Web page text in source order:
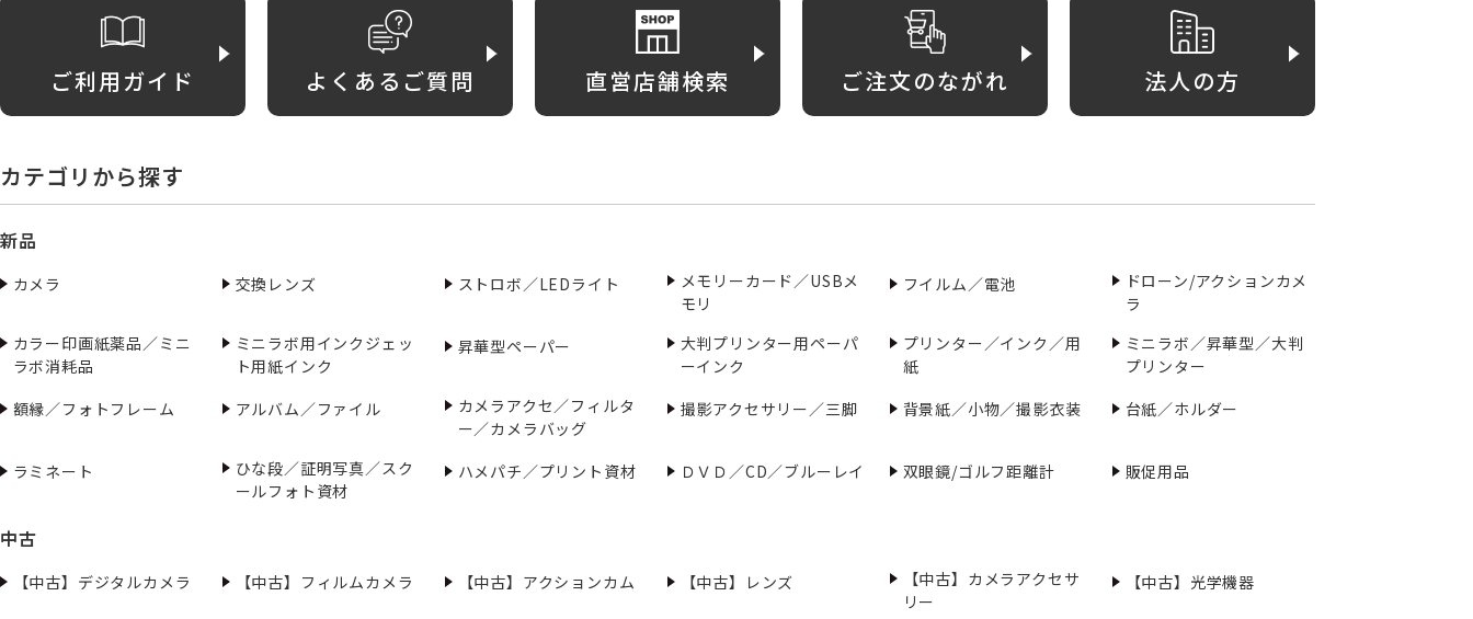
ご利用ガイド よくあるご質問 直営店舗検索 ご注文のながれ 法人の方
カテゴリから探す
新品
カメラ 交換レンズ ストロボ／LEDライト
メモリーカード／USBメ
モリ
フイルム／電池
ドローン/アクションカメ
ラ
カラー印画紙薬品／ミニ
ラボ消耗品
ミニラボ用インクジェッ
ト用紙インク
昇華型ペーパー
大判プリンター用ペーパ
ーインク
プリンター／インク／用
紙
ミニラボ／昇華型／大判
プリンター
額縁／フォトフレーム
アルバム／ファイル
カメラアクセ／フィルタ
ー／カメラバッグ
撮影アクセサリー／三脚 背景紙／小物／撮影衣装 台紙／ホルダー
ラミネート
ひな段／証明写真／スク
ールフォト資材
ハメパチ／プリント資材 ＤＶＤ／CD／ブルーレイ 双眼鏡/ゴルフ距離計 販促用品
中古
【中古】デジタルカメラ 【中古】フィルムカメラ 【中古】アクションカム 【中古】レンズ
【中古】カメラアクセサ
リー
【中古】光学機器